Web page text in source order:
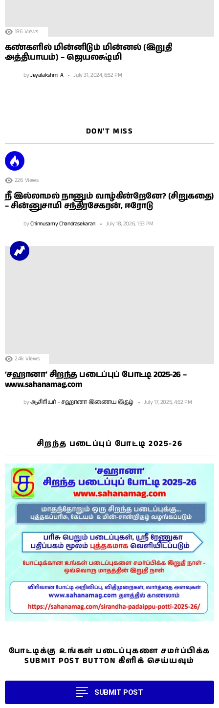
186 Views
கண்களில் மின்னிடும் மின்னல் (இறுதி
அத்தியாயம்) – ஜெயலக்ஷ்மி
byJeyalakshmi A July 31, 2024, 6:52 PM
DON'T MISS
226 Views
நீ இல்லாமல் நானும் வாழ்கின்றேனே? (சிறுகதை)
– சின்னுசாமி சந்திரசேகரன், ஈரோடு
byChinnusamy Chandrasekaran July 18, 2026, 1:53 PM
2.4k Views
‘சஹானா’ சிறந்த படைப்புப் போட்டி 2025-26 –
www.sahanamag.com
byஆசிரியர் - சஹானா இணைய இதழ் July 17, 2025, 4:52 PM
சிறந்த படைப்புப் போட்டி 2025-26
போட்டிக்கு உங்கள் படைப்புகளை சமர்ப்பிக்க
SUBMIT POST BUTTON கிளிக் செய்யவும்
SUBMIT POST